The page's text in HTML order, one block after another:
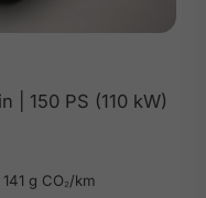
| 150 PS (110 kW)
g CO₂/km